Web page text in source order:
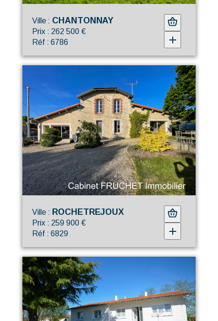
Ville : CHANTONNAY
Prix : 262 500 €
Réf : 6786
Ville : ROCHETREJOUX
Prix : 259 900 €
Réf : 6829